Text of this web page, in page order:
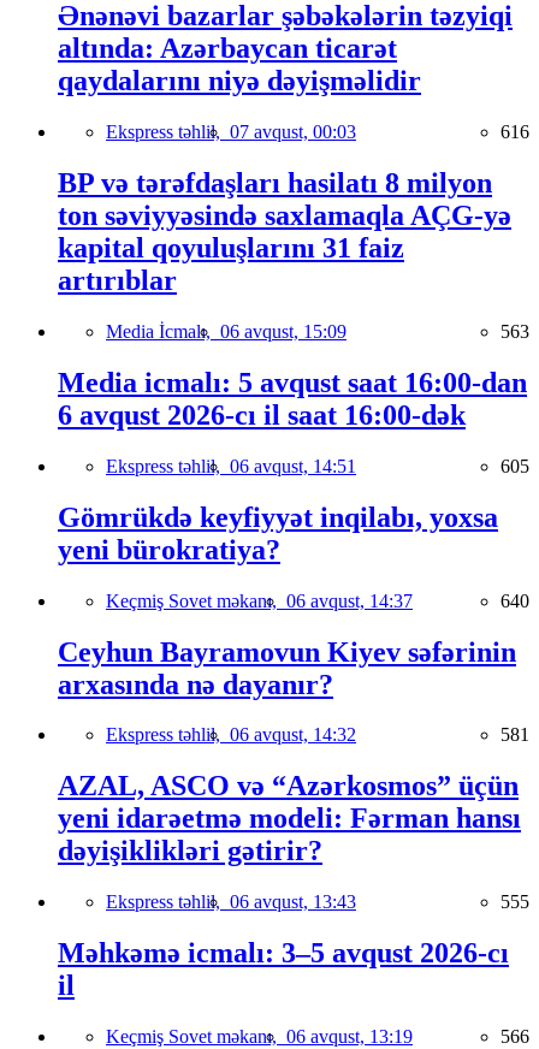
Ənənəvi bazarlar şəbəkələrin təzyiqi
altında: Azərbaycan ticarət
qaydalarını niyə dəyişməlidir
Ekspress təhlil, 07 avqust, 00:03 616
BP və tərəfdaşları hasilatı 8 milyon
ton səviyyəsində saxlamaqla AÇG-yə
kapital qoyuluşlarını 31 faiz
artırıblar
Media İcmalı, 06 avqust, 15:09 563
Media icmalı: 5 avqust saat 16:00-dan
6 avqust 2026-cı il saat 16:00-dək
Ekspress təhlil, 06 avqust, 14:51 605
Gömrükdə keyfiyyət inqilabı, yoxsa
yeni bürokratiya?
Keçmiş Sovet məkanı, 06 avqust, 14:37 640
Ceyhun Bayramovun Kiyev səfərinin
arxasında nə dayanır?
Ekspress təhlil, 06 avqust, 14:32 581
AZAL, ASCO və “Azərkosmos” üçün
yeni idarəetmə modeli: Fərman hansı
dəyişiklikləri gətirir?
Ekspress təhlil, 06 avqust, 13:43 555
Məhkəmə icmalı: 3–5 avqust 2026-cı
il
Keçmiş Sovet məkanı, 06 avqust, 13:19 566